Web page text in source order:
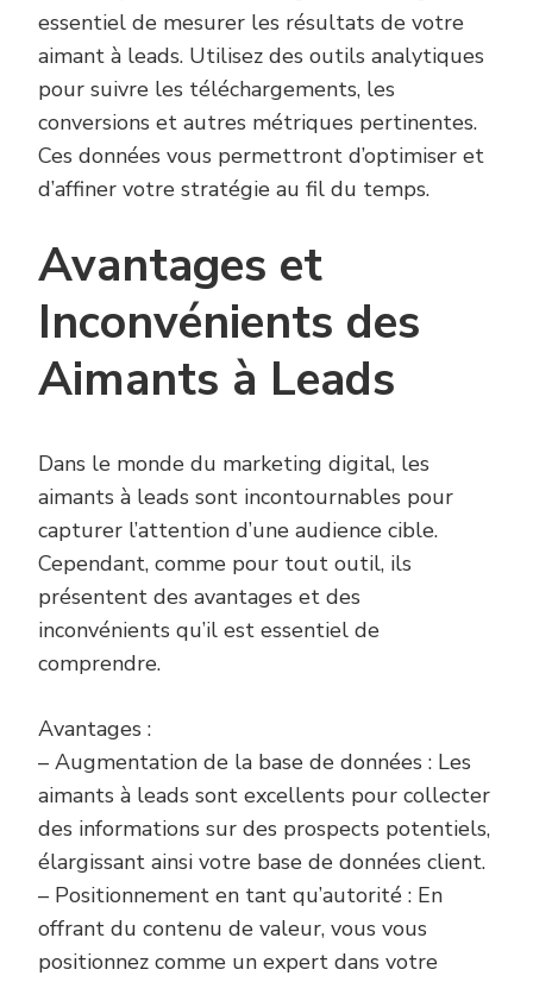
essentiel de mesurer les résultats de votre
aimant à leads. Utilisez des outils analytiques
pour suivre les téléchargements, les
conversions et autres métriques pertinentes.
Ces données vous permettront d’optimiser et
d’affiner votre stratégie au fil du temps.
Avantages et
Inconvénients des
Aimants à Leads
Dans le monde du marketing digital, les
aimants à leads sont incontournables pour
capturer l’attention d’une audience cible.
Cependant, comme pour tout outil, ils
présentent des avantages et des
inconvénients qu’il est essentiel de
comprendre.
Avantages :
– Augmentation de la base de données : Les
aimants à leads sont excellents pour collecter
des informations sur des prospects potentiels,
élargissant ainsi votre base de données client.
– Positionnement en tant qu’autorité : En
offrant du contenu de valeur, vous vous
positionnez comme un expert dans votre